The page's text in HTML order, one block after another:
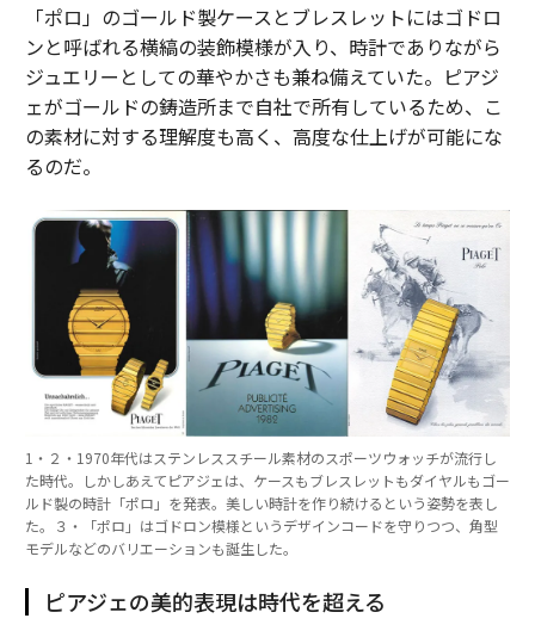
「ポロ」のゴールド製ケースとブレスレットにはゴドロ
ンと呼ばれる横縞の装飾模様が入り、時計でありながら
ジュエリーとしての華やかさも兼ね備えていた。ピアジ
ェがゴールドの鋳造所まで自社で所有しているため、こ
の素材に対する理解度も高く、高度な仕上げが可能にな
るのだ。
1・２・1970年代はステンレススチール素材のスポーツウォッチが流行し
た時代。しかしあえてピアジェは、ケースもブレスレットもダイヤルもゴー
ルド製の時計「ポロ」を発表。美しい時計を作り続けるという姿勢を表し
た。３・「ポロ」はゴドロン模様というデザインコードを守りつつ、角型
モデルなどのバリエーションも誕生した。
ピアジェの美的表現は時代を超える